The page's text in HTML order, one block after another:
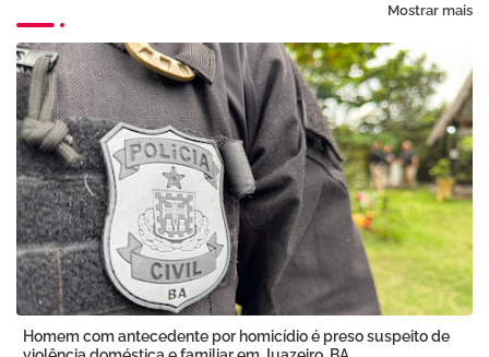
Mostrar mais
Homem com antecedente por homicídio é preso suspeito de